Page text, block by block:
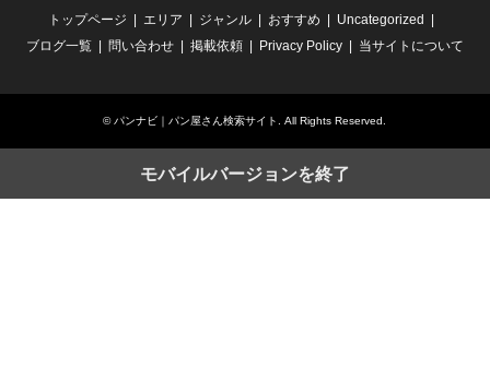
トップページ エリア ジャンル おすすめ
Uncategorized
ブログ一覧
問い合わせ 掲載依頼 Privacy Policy 当サイトについて
© パンナビ｜パン屋さん検索サイト . All Rights Reserved.
モバイルバージョンを終了